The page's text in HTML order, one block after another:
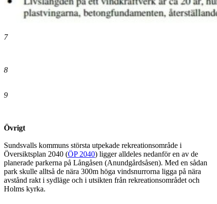
7
8
9
Övrigt
Sundsvalls kommuns största utpekade rekreationsområde i
Översiktsplan 2040 (ÖP 2040) ligger alldeles nedanför en av de
planerade parkerna på Långåsen (Anundgårdsåsen). Med en sådan
park skulle alltså de nära 300m höga vindsnurrorna ligga på nära
avstånd rakt i sydläge och i utsikten från rekreationsområdet och
Holms kyrka.